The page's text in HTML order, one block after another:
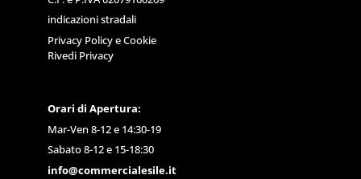
indicazioni stradali
Privacy PolicyeCookie
Rivedi Privacy
Orari di Apertura:
Mar-Ven 8-12 e 14:30-19
Sabato 8-12 e 15-18:30
info@commercialesile.it